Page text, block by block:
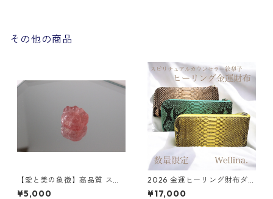
その他の商品
【愛と美の象徴】高品質 スト
ロベリークォーツ 肉球
¥5,000
2026 金運ヒーリング財布ダイ
ヤモンドパイソン本革 ピン
¥17,000